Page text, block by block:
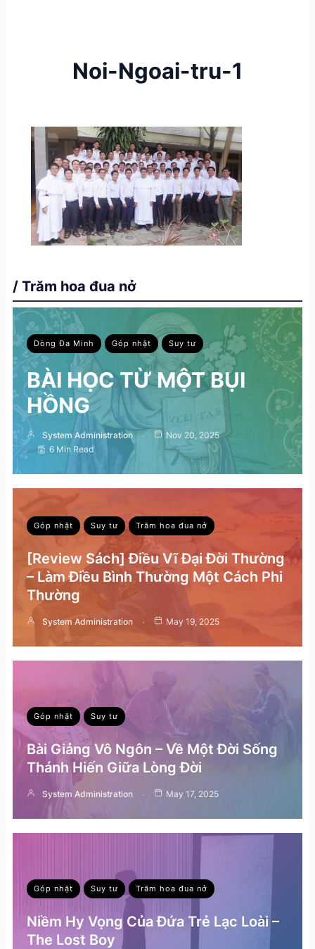
Noi-Ngoai-tru-1
/ Trăm hoa đua nở
Dòng Đa Minh Góp nhặt Suy tư
BÀI HỌC TỪ MỘT BỤI
HỒNG
System Administration
Nov 20, 2025
6 Min Read
Góp nhặt Suy tư Trăm hoa đua nở
[Review Sách] Điều Vĩ Đại Đời Thường
– Làm Điều Bình Thường Một Cách Phi
Thường
System Administration May 19, 2025
Góp nhặt Suy tư
Bài Giảng Vô Ngôn – Về Một Đời Sống
Thánh Hiến Giữa Lòng Đời
System Administration May 17, 2025
Góp nhặt Suy tư Trăm hoa đua nở
Niềm Hy Vọng Của Đứa Trẻ Lạc Loài –
The Lost Boy